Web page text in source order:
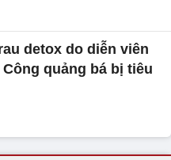
detox do diễn viên
quảng bá bị tiêu